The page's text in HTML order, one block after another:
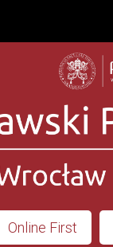
Online First